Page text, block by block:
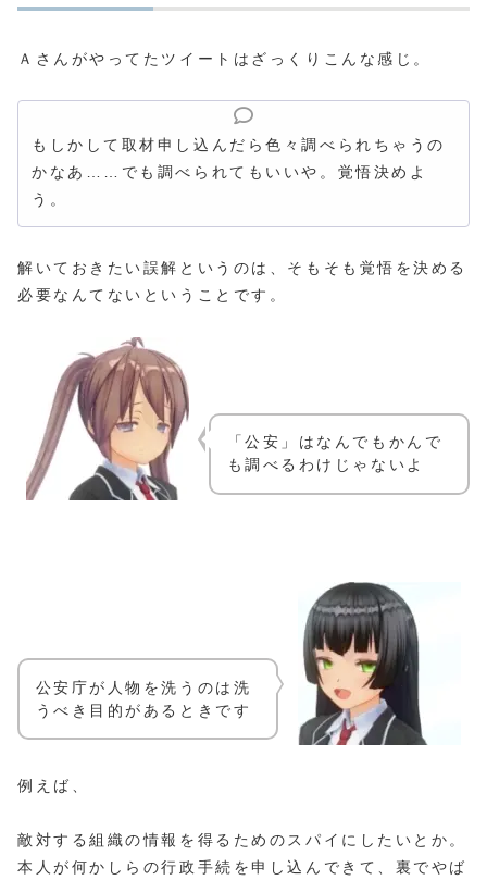
Ａさんがやってたツイートはざっくりこんな感じ。
もしかして取材申し込んだら色々調べられちゃうの
かなあ……でも調べられてもいいや。覚悟決めよ
う。
解いておきたい誤解というのは、そもそも覚悟を決める
必要なんてないということです。
「公安」はなんでもかんで
も調べるわけじゃないよ
公安庁が人物を洗うのは洗
うべき目的があるときです
例えば、
敵対する組織の情報を得るためのスパイにしたいとか。
本人が何かしらの行政手続を申し込んできて、裏でやば